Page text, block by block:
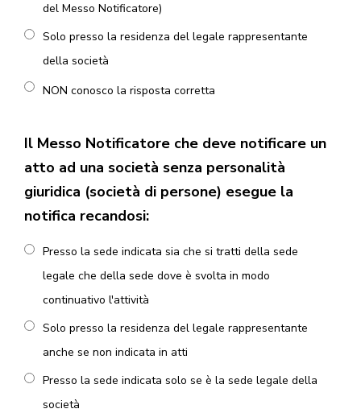
del Messo Notificatore)
Solo presso la residenza del legale rappresentante
della società
NON conosco la risposta corretta
Il Messo Notificatore che deve notificare un
atto ad una società senza personalità
giuridica (società di persone) esegue la
notifica recandosi:
Presso la sede indicata sia che si tratti della sede
legale che della sede dove è svolta in modo
continuativo l'attività
Solo presso la residenza del legale rappresentante
anche se non indicata in atti
Presso la sede indicata solo se è la sede legale della
società